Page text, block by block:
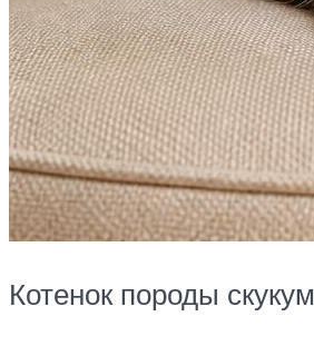
Котенок породы скукум